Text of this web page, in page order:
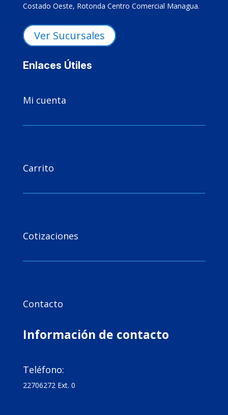
Costado Oeste, Rotonda Centro Comercial Managua.
Ver Sucursales
Enlaces Útiles
Mi cuenta
Carrito
Cotizaciones
Contacto
Información de contacto
Teléfono:
22706272 Ext. 0